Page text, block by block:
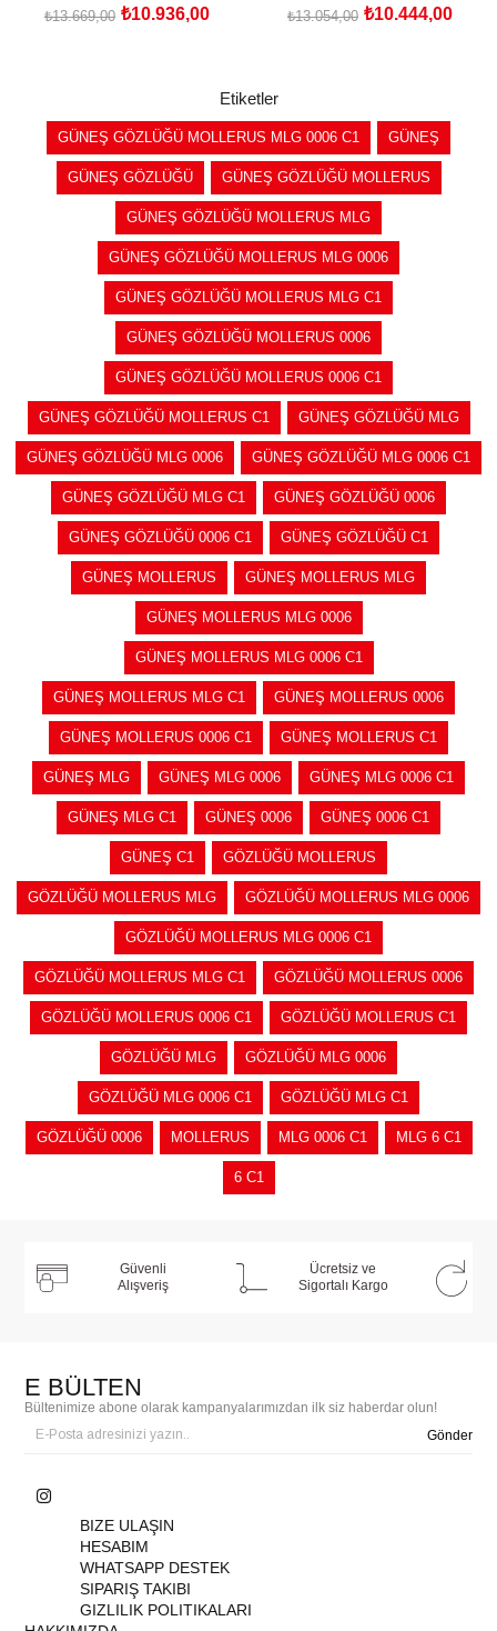
₺10.936,00
₺13.669,00
₺10.444,00
₺13.054,00
Etiketler
GÜNEŞ GÖZLÜĞÜ MOLLERUS MLG 0006 C1 GÜNEŞ
GÜNEŞ GÖZLÜĞÜ GÜNEŞ GÖZLÜĞÜ MOLLERUS
GÜNEŞ GÖZLÜĞÜ MOLLERUS MLG
GÜNEŞ GÖZLÜĞÜ MOLLERUS MLG 0006
GÜNEŞ GÖZLÜĞÜ MOLLERUS MLG C1
GÜNEŞ GÖZLÜĞÜ MOLLERUS 0006
GÜNEŞ GÖZLÜĞÜ MOLLERUS 0006 C1
GÜNEŞ GÖZLÜĞÜ MOLLERUS C1 GÜNEŞ GÖZLÜĞÜ MLG
GÜNEŞ GÖZLÜĞÜ MLG 0006 GÜNEŞ GÖZLÜĞÜ MLG 0006 C1
GÜNEŞ GÖZLÜĞÜ MLG C1 GÜNEŞ GÖZLÜĞÜ 0006
GÜNEŞ GÖZLÜĞÜ 0006 C1 GÜNEŞ GÖZLÜĞÜ C1
GÜNEŞ MOLLERUS GÜNEŞ MOLLERUS MLG
GÜNEŞ MOLLERUS MLG 0006
GÜNEŞ MOLLERUS MLG 0006 C1
GÜNEŞ MOLLERUS MLG C1 GÜNEŞ MOLLERUS 0006
GÜNEŞ MOLLERUS 0006 C1 GÜNEŞ MOLLERUS C1
GÜNEŞ MLG GÜNEŞ MLG 0006 GÜNEŞ MLG 0006 C1
GÜNEŞ MLG C1 GÜNEŞ 0006 GÜNEŞ 0006 C1
GÜNEŞ C1 GÖZLÜĞÜ MOLLERUS
GÖZLÜĞÜ MOLLERUS MLG GÖZLÜĞÜ MOLLERUS MLG 0006
GÖZLÜĞÜ MOLLERUS MLG 0006 C1
GÖZLÜĞÜ MOLLERUS MLG C1 GÖZLÜĞÜ MOLLERUS 0006
GÖZLÜĞÜ MOLLERUS 0006 C1 GÖZLÜĞÜ MOLLERUS C1
GÖZLÜĞÜ MLG GÖZLÜĞÜ MLG 0006
GÖZLÜĞÜ MLG 0006 C1 GÖZLÜĞÜ MLG C1
GÖZLÜĞÜ 0006 MOLLERUS MLG 0006 C1 MLG 6 C1
6 C1
Güvenli
Alışveriş
Ücretsiz ve
Sigortalı Kargo
E BÜLTEN
Bültenimize abone olarak kampanyalarımızdan ilk siz haberdar olun!
Gönder
BIZE ULAŞIN
HESABIM
WHATSAPP DESTEK
SIPARIŞ TAKIBI
GIZLILIK POLITIKALARI